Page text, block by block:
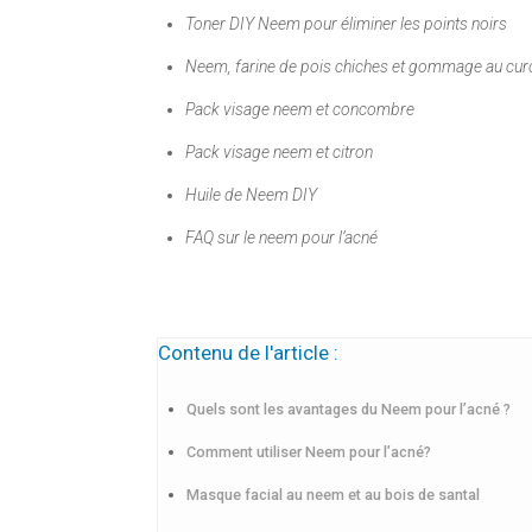
Toner DIY Neem pour éliminer les points noirs
Neem, farine de pois chiches et gommage au
Pack visage neem et concombre
Pack visage neem et citron
Huile de Neem DIY
FAQ sur le neem pour l’acné
Contenu de l'article :
Quels sont les avantages du Neem pour l’acné ?
Comment utiliser Neem pour l’acné?
Masque facial au neem et au bois de santal